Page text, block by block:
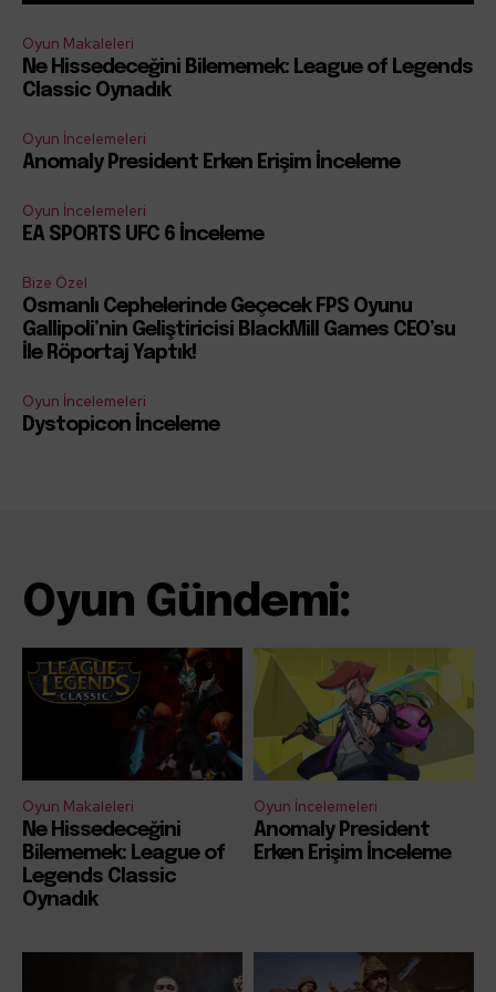
Oyun Makaleleri
Ne Hissedeceğini Bilememek: League of Legends
Classic Oynadık
Oyun İncelemeleri
Anomaly President Erken Erişim İnceleme
Oyun İncelemeleri
EA SPORTS UFC 6 İnceleme
Bize Özel
Osmanlı Cephelerinde Geçecek FPS Oyunu
Gallipoli’nin Geliştiricisi BlackMill Games CEO’su
İle Röportaj Yaptık!
Oyun İncelemeleri
Dystopicon İnceleme
Oyun Gündemi:
Oyun Makaleleri
Ne Hissedeceğini
Bilememek: League of
Legends Classic
Oynadık
Oyun İncelemeleri
Anomaly President
Erken Erişim İnceleme